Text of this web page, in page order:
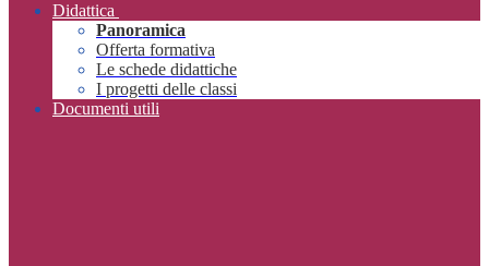
Didattica
Panoramica
Offerta formativa
Le schede didattiche
I progetti delle classi
Documenti utili